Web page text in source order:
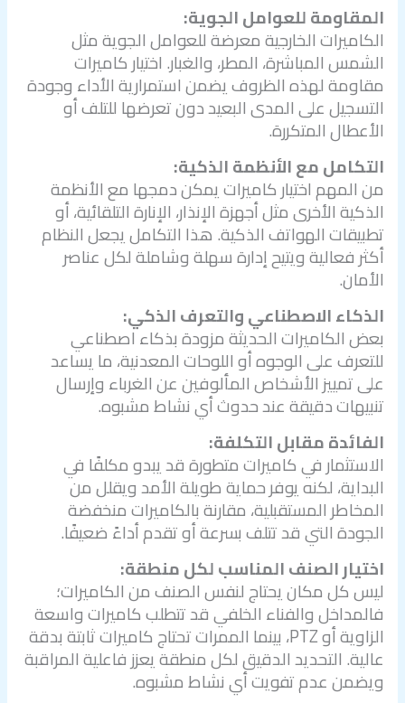
المقاومة للعوامل الجوية:
الكاميرات الخارجية معرضة للعوامل الجوية مثل
الشمس المباشرة، المطر، والغبار. اختيار كاميرات
مقاومة لهذه الظروف يضمن استمرارية الأداء وجودة
التسجيل على المدى البعيد دون تعرضها للتلف أو
الأعطال المتكررة.
التكامل مع الأنظمة الذكية:
من المهم اختيار كاميرات يمكن دمجها مع الأنظمة
الذكية الأخرى مثل أجهزة الإنذار، الإنارة التلقائية، أو
تطبيقات الهواتف الذكية. هذا التكامل يجعل النظام
أكثر فعالية ويتيح إدارة سهلة وشاملة لكل عناصر
الأمان.
الذكاء الاصطناعي والتعرف الذكي:
بعض الكاميرات الحديثة مزودة بذكاء اصطناعي
للتعرف على الوجوه أو اللوحات المعدنية، ما يساعد
على تمييز الأشخاص المألوفين عن الغرباء وإرسال
تنبيهات دقيقة عند حدوث أي نشاط مشبوه.
الفائدة مقابل التكلفة:
الاستثمار في كاميرات متطورة قد يبدو مكلفًا في
البداية، لكنه يوفر حماية طويلة الأمد ويقلل من
المخاطر المستقبلية، مقارنة بالكاميرات منخفضة
الجودة التي قد تتلف بسرعة أو تقدم أداءً ضعيفًا.
اختيار الصنف المناسب لكل منطقة:
ليس كل مكان يحتاج لنفس الصنف من الكاميرات؛
فالمداخل والفناء الخلفي قد تتطلب كاميرات واسعة
الزاوية أو PTZ، بينما الممرات تحتاج كاميرات ثابتة بدقة
عالية. التحديد الدقيق لكل منطقة يعزز فاعلية المراقبة
ويضمن عدم تفويت أي نشاط مشبوه.